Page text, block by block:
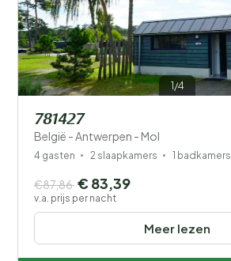
1/4
781427
België - Antwerpen - Mol
4 gasten 2 slaapkamers 1 badkamers
Meer lezen
€87,86 € 83,39
v.a. prijs per nacht